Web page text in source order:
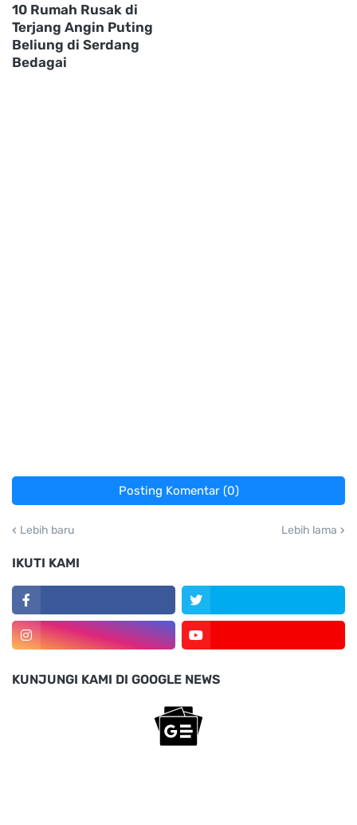
10 Rumah Rusak di
Terjang Angin Puting
Beliung di Serdang
Bedagai
Posting Komentar (0)
Lebih baru Lebih lama
IKUTI KAMI
KUNJUNGI KAMI DI GOOGLE NEWS